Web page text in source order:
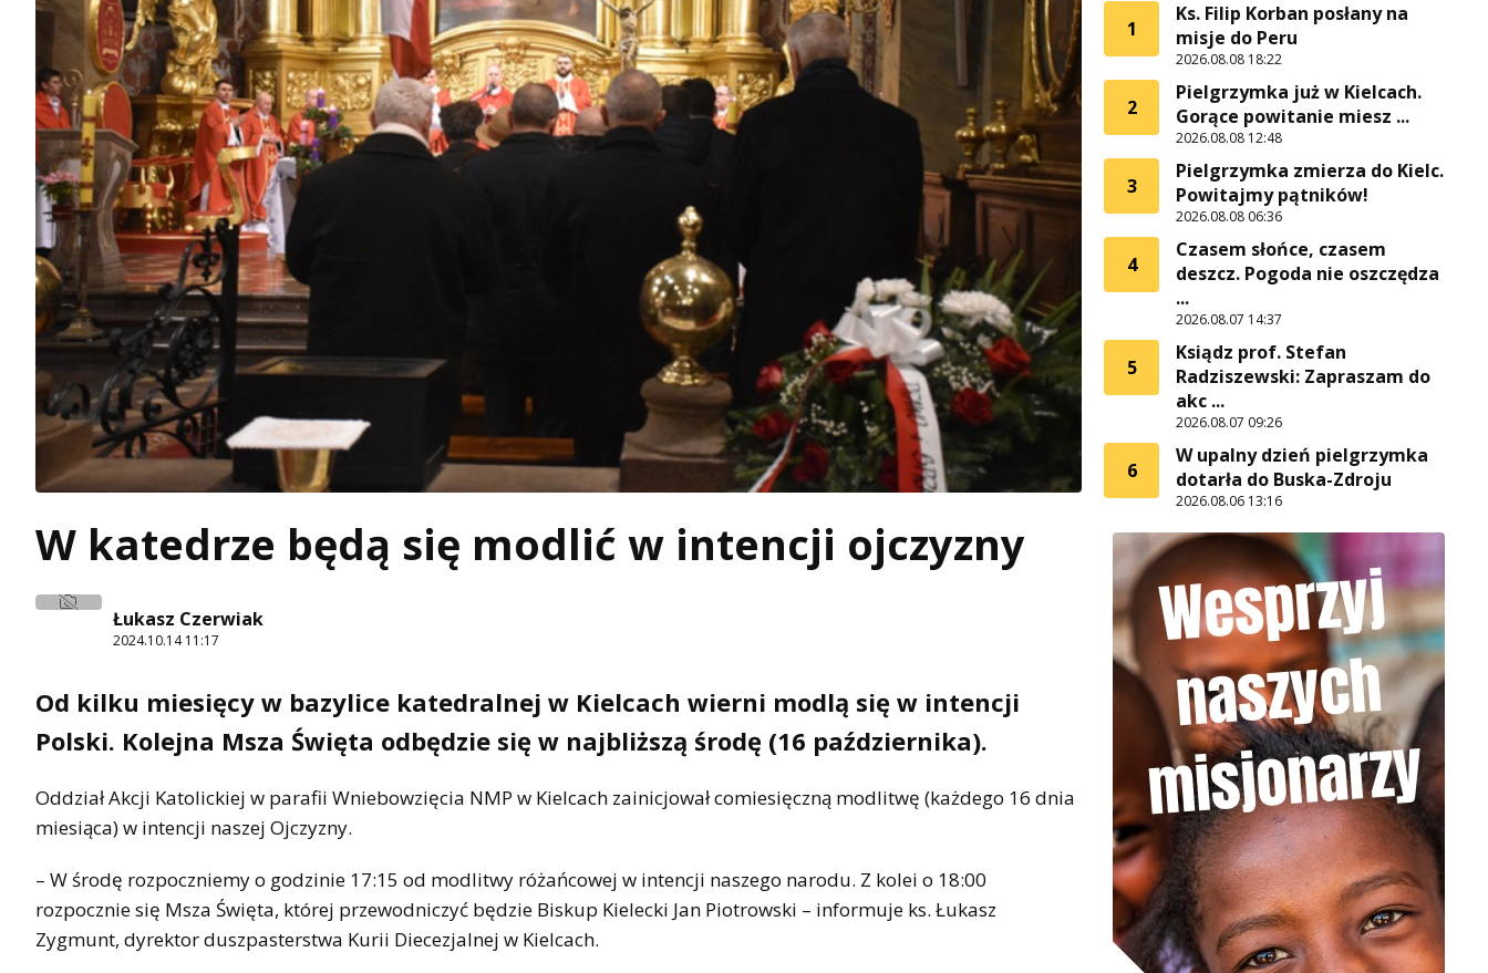
W katedrze będą się modlić w intencji ojczyzny
Łukasz Czerwiak
2024.10.14 11:17
Od kilku miesięcy w bazylice katedralnej w Kielcach wierni modlą się w intencji
Polski. Kolejna Msza Święta odbędzie się w najbliższą środę (16 października).
Oddział Akcji Katolickiej w parafii Wniebowzięcia NMP w Kielcach zainicjował comiesięczną modlitwę (każdego 16 dnia
miesiąca) w intencji naszej Ojczyzny.
– W środę rozpoczniemy o godzinie 17:15 od modlitwy różańcowej w intencji naszego narodu. Z kolei o 18:00
rozpocznie się Msza Święta, której przewodniczyć będzie Biskup Kielecki Jan Piotrowski – informuje ks. Łukasz
Zygmunt, dyrektor duszpasterstwa Kurii Diecezjalnej w Kielcach.
1
Ks. Filip Korban posłany na
misje do Peru
2026.08.08 18:22
2
Pielgrzymka już w Kielcach.
Gorące powitanie miesz ...
2026.08.08 12:48
3
Pielgrzymka zmierza do Kielc.
Powitajmy pątników!
2026.08.08 06:36
4
Czasem słońce, czasem
deszcz. Pogoda nie oszczędza
...
2026.08.07 14:37
5
Ksiądz prof. Stefan
Radziszewski: Zapraszam do
akc ...
2026.08.07 09:26
6
W upalny dzień pielgrzymka
dotarła do Buska-Zdroju
2026.08.06 13:16